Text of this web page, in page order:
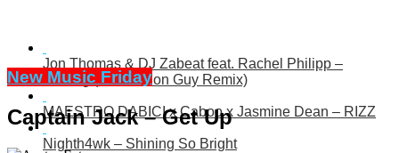
Jon Thomas & DJ Zabeat feat. Rachel Philipp –
Waiting (That Melon Guy Remix)
MAESTRO DABICI x Caboo x Jasmine Dean – RIZZ
Nighth4wk – Shining So Bright
New Music Friday
Captain Jack – Get Up